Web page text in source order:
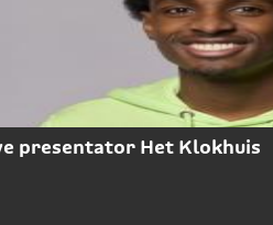
presentator Het Klokhuis